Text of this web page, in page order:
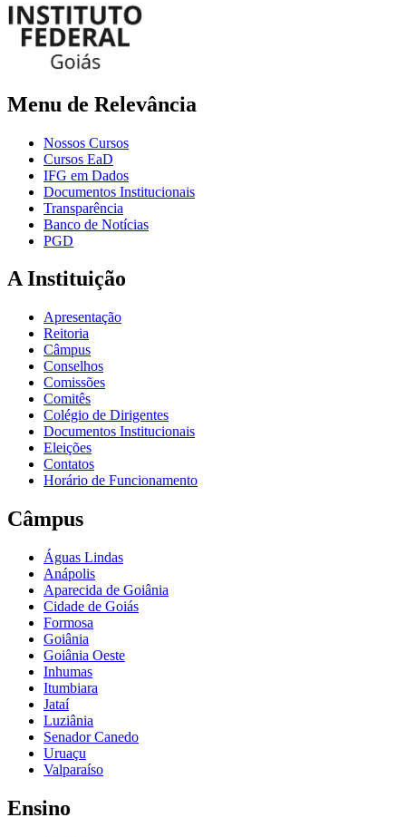
Menu de Relevância
Nossos Cursos
Cursos EaD
IFG em Dados
Documentos Institucionais
Transparência
Banco de Notícias
PGD
A Instituição
Apresentação
Reitoria
Câmpus
Conselhos
Comissões
Comitês
Colégio de Dirigentes
Documentos Institucionais
Eleições
Contatos
Horário de Funcionamento
Câmpus
Águas Lindas
Anápolis
Aparecida de Goiânia
Cidade de Goiás
Formosa
Goiânia
Goiânia Oeste
Inhumas
Itumbiara
Jataí
Luziânia
Senador Canedo
Uruaçu
Valparaíso
Ensino